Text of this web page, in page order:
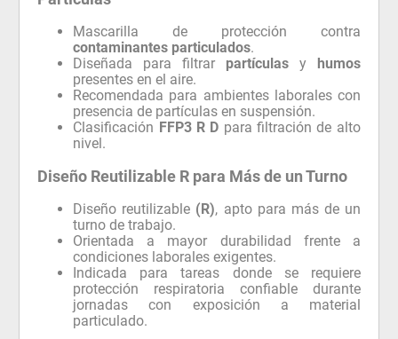
Mascarilla de protección contra
contaminantes particulados.
Diseñada para filtrar partículasy humos
presentes en el aire.
Recomendada para ambientes laborales con
presencia de partículas en suspensión.
Clasificación FFP3 R D para filtración de alto
nivel.
Diseño Reutilizable R para Más de un Turno
Diseño reutilizable (R), apto para más de un
turno de trabajo.
Orientada a mayor durabilidad frente a
condiciones laborales exigentes.
Indicada para tareas donde se requiere
protección respiratoria confiable durante
jornadas con exposición a material
particulado.